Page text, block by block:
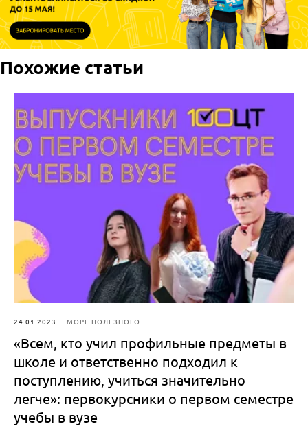
Похожие статьи
24.01.2023 МОРЕ ПОЛЕЗНОГО
«Всем, кто учил профильные предметы в
школе и ответственно подходил к
поступлению, учиться значительно
легче»: первокурсники о первом семестре
учебы в вузе